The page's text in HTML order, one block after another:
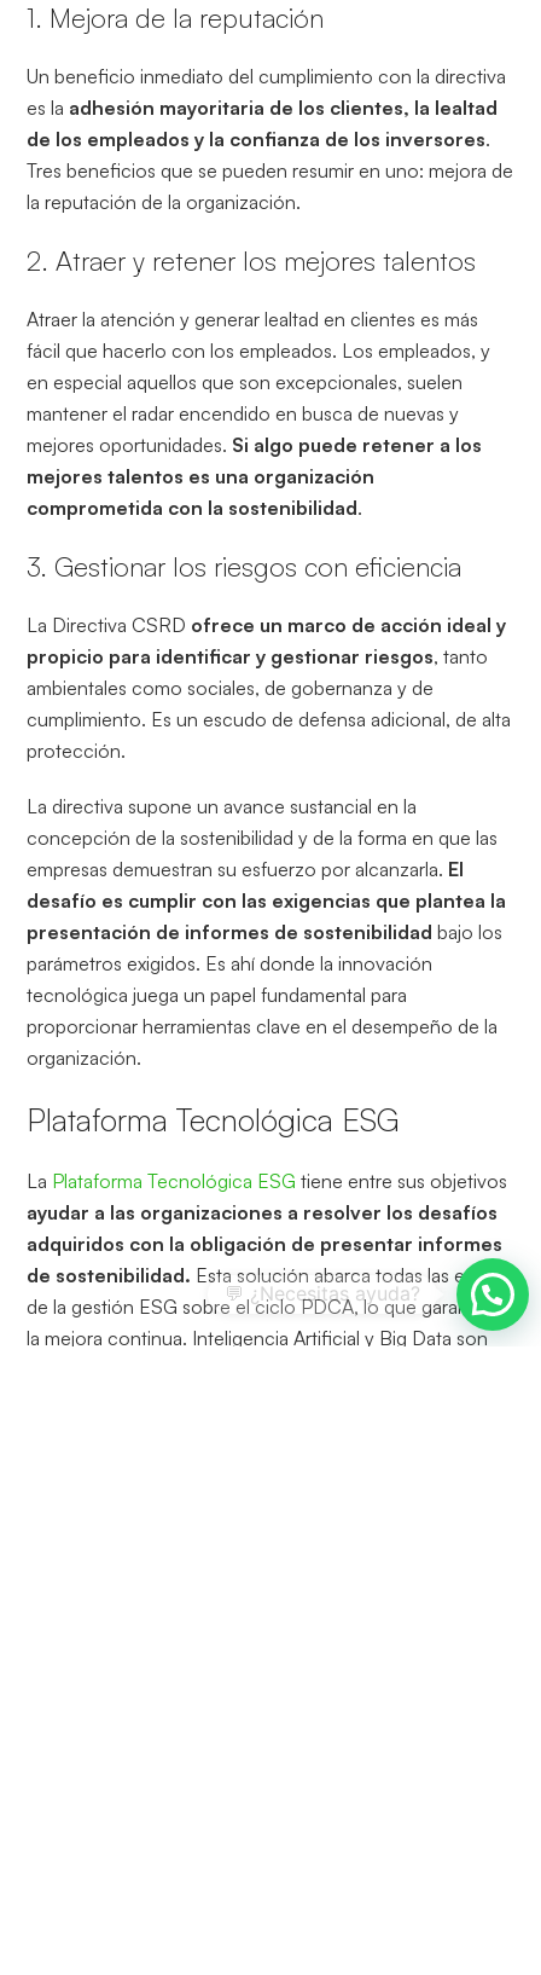
1. Mejora de la reputación
Un beneficio inmediato del cumplimiento con la directiva
es la adhesión mayoritaria de los clientes, la lealtad
de los empleados y la confianza de los inversores.
Tres beneficios que se pueden resumir en uno: mejora de
la reputación de la organización.
2. Atraer y retener los mejores talentos
Atraer la atención y generar lealtad en clientes es más
fácil que hacerlo con los empleados. Los empleados, y
en especial aquellos que son excepcionales, suelen
mantener el radar encendido en busca de nuevas y
mejores oportunidades. Si algo puede retener a los
mejores talentos es una organización
comprometida con la sostenibilidad.
3. Gestionar los riesgos con eficiencia
La Directiva CSRD ofrece un marco de acción ideal y
propicio para identificar y gestionar riesgos, tanto
ambientales como sociales, de gobernanza y de
cumplimiento. Es un escudo de defensa adicional, de alta
protección.
La directiva supone un avance sustancial en la
concepción de la sostenibilidad y de la forma en que las
empresas demuestran su esfuerzo por alcanzarla. El
desafío es cumplir con las exigencias que plantea la
presentación de informes de sostenibilidad bajo los
parámetros exigidos. Es ahí donde la innovación
tecnológica juega un papel fundamental para
proporcionar herramientas clave en el desempeño de la
organización.
Plataforma Tecnológica ESG
La Plataforma Tecnológica ESG tiene entre sus objetivos
ayudar a las organizaciones a resolver los desafíos
adquiridos con la obligación de presentar informes
de sostenibilidad. Esta solución abarca todas las etapas
de la gestión ESG sobre el ciclo PDCA, lo que garantiza
la mejora continua. Inteligencia Artificial y Big Data son